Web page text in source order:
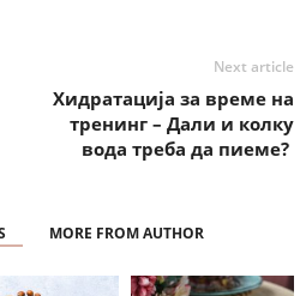
Next article
Хидратација за време на
тренинг – Дали и колку
вода треба да пиеме?
MORE FROM AUTHOR